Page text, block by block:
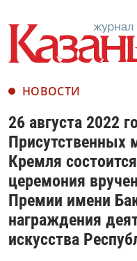
НОВОСТИ
26 августа 2022
Присутственных
Кремля
церемония
Премии имени
награждения
искусства